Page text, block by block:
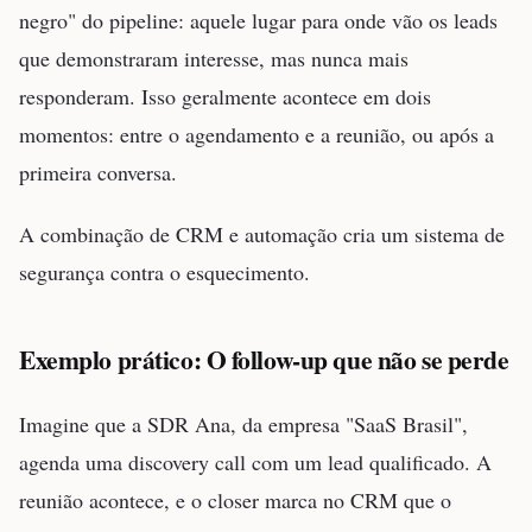
negro" do pipeline: aquele lugar para onde vão os leads
que demonstraram interesse, mas nunca mais
responderam. Isso geralmente acontece em dois
momentos: entre o agendamento e a reunião, ou após a
primeira conversa.
A combinação de CRM e automação cria um sistema de
segurança contra o esquecimento.
Exemplo prático: O follow-up que não se perde
Imagine que a SDR Ana, da empresa "SaaS Brasil",
agenda uma discovery call com um lead qualificado. A
reunião acontece, e o closer marca no CRM que o